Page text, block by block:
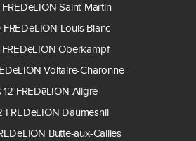
FREDeLION Saint-Martin
FREDeLION Louis Blanc
FREDeLION Oberkampf
Voltaire-Charonne
12 FREDēLION Aligre
FREDeLION Daumesnil
Butte-aux-Cailles